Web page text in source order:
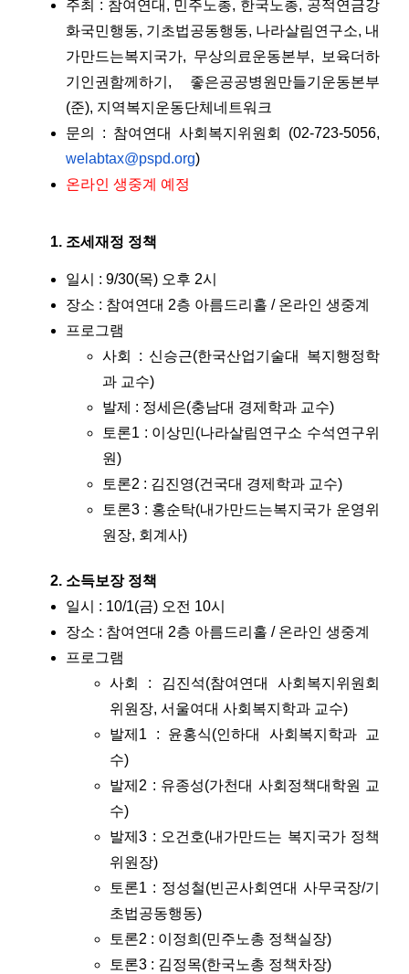
주최 : 참여연대, 민주노총, 한국노총, 공적연금강
화국민행동, 기초법공동행동, 나라살림연구소, 내
가만드는복지국가, 무상의료운동본부, 보육더하
기인권함께하기, 좋은공공병원만들기운동본부
(준), 지역복지운동단체네트워크
문의 : 참여연대 사회복지위원회 (02-723-5056,
welabtax@pspd.org)
온라인 생중계 예정
조세재정 정책
일시 : 9/30(목) 오후 2시
장소 : 참여연대 2층 아름드리홀 / 온라인 생중계
프로그램
사회 : 신승근(한국산업기술대 복지행정학
과 교수)
발제 : 정세은(충남대 경제학과 교수)
토론1 : 이상민(나라살림연구소 수석연구위
원)
토론2 : 김진영(건국대 경제학과 교수)
토론3 : 홍순탁(내가만드는복지국가 운영위
원장, 회계사)
소득보장 정책
일시 : 10/1(금) 오전 10시
장소 : 참여연대 2층 아름드리홀 / 온라인 생중계
프로그램
사회 : 김진석(참여연대 사회복지위원회
위원장, 서울여대 사회복지학과 교수)
발제1 : 윤홍식(인하대 사회복지학과 교
수)
발제2 : 유종성(가천대 사회정책대학원 교
수)
발제3 : 오건호(내가만드는 복지국가 정책
위원장)
토론1 : 정성철(빈곤사회연대 사무국장/기
초법공동행동)
토론2 : 이정희(민주노총 정책실장)
토론3 : 김정목(한국노총 정책차장)